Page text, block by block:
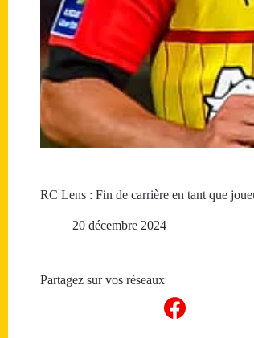
RC Lens : Fin de carrière en tant que
20 décembre 2024
Partagez sur vos réseaux